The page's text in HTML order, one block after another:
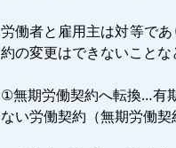
労働者と雇用主は対等で
約の変更はできないこと
①無期労働契約へ転換…有
ない労働契約（無期労働契